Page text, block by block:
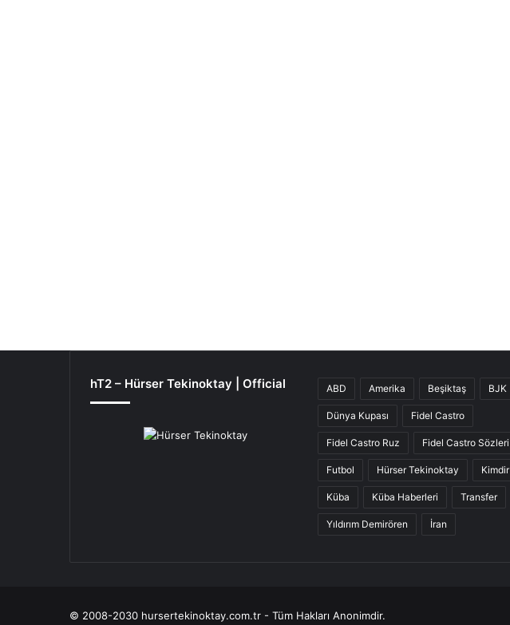
hT2 – Hürser Tekinoktay | Official ABD Amerika Beşiktaş BJK
Dünya Kupası Fidel Castro
Fidel Castro Ruz Fidel Castro Sözleri
Futbol Hürser Tekinoktay Kimdir
Küba Küba Haberleri Transfer
Yıldırım Demirören İran
© 2008-2030 hursertekinoktay.com.tr - Tüm Hakları Anonimdir.